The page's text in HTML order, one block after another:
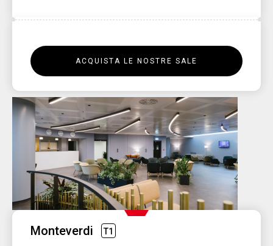
ACQUISTA LE NOSTRE SALE
Monteverdi T1